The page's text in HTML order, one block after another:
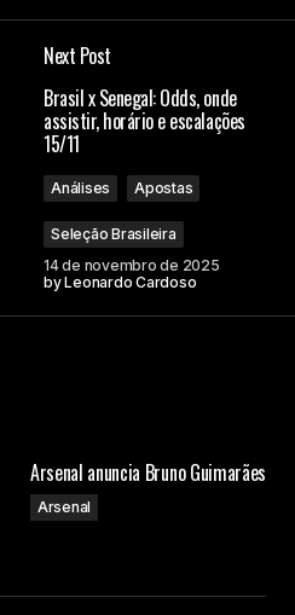
Next Post
Brasil x Senegal: Odds, onde
assistir, horário e escalações
15/11
Análises Apostas
Seleção Brasileira
14 de novembro de 2025
byLeonardo Cardoso
Arsenal anuncia Bruno Guimarães
Arsenal